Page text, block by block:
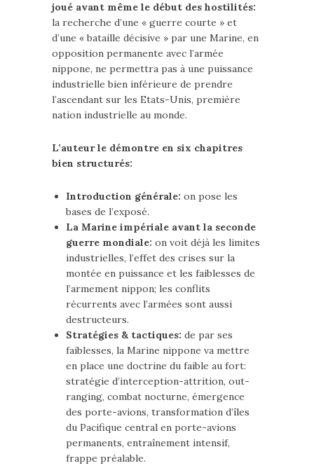
joué avant même le début des hostilités:
la recherche d’une « guerre courte » et
d’une « bataille décisive » par une Marine, en
opposition permanente avec l’armée
nippone, ne permettra pas à une puissance
industrielle bien inférieure de prendre
l’ascendant sur les Etats-Unis, première
nation industrielle au monde.
L’auteur le démontre en six chapitres
bien structurés:
Introduction générale: on pose les
bases de l’exposé.
La Marine impériale avant la seconde
guerre mondiale: on voit déjà les limites
industrielles, l’effet des crises sur la
montée en puissance et les faiblesses de
l’armement nippon; les conflits
récurrents avec l’armées sont aussi
destructeurs.
Stratégies & tactiques: de par ses
faiblesses, la Marine nippone va mettre
en place une doctrine du faible au fort:
stratégie d’interception-attrition, out-
ranging, combat nocturne, émergence
des porte-avions, transformation d’îles
du Pacifique central en porte-avions
permanents, entraînement intensif,
frappe préalable.